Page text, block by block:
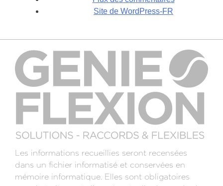
Site de WordPress-FR
Les informations recueillies seront recensées
dans un fichier informatisé et conservées en
mémoire informatique. Elles sont obligatoires